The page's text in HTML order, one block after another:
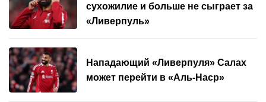
сухожилие и больше не сыграет за
«Ливерпуль»
Нападающий «Ливерпуля» Салах
может перейти в «Аль-Наср»